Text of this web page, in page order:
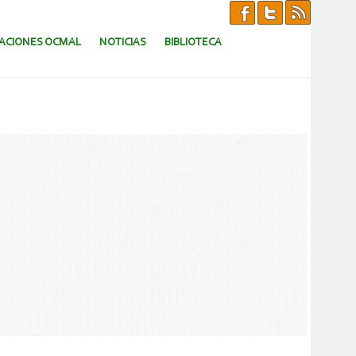
OCMAL NOTICIAS BIBLIOTECA